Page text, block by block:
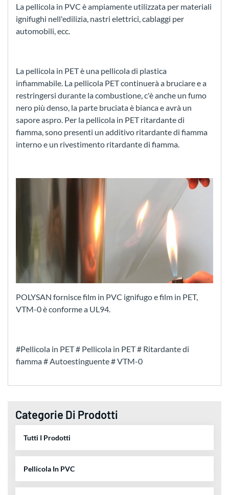
La pellicola in PVC è ampiamente utilizzata per materiali
ignifughi nell'edilizia, nastri elettrici, cablaggi per
automobili, ecc.
La pellicola in PET è una pellicola di plastica
infiammabile. La pellicola PET continuerà a bruciare e a
restringersi durante la combustione, c'è anche un fumo
nero più denso, la parte bruciata è bianca e avrà un
sapore aspro. Per la pellicola in PET ritardante di
fiamma, sono presenti un additivo ritardante di fiamma
interno e un rivestimento ritardante di fiamma.
POLYSAN fornisce film in PVC ignifugo e film in PET,
VTM-0 è conforme a UL94.
#Pellicola in PET # Pellicola in PET # Ritardante di
fiamma # Autoestinguente # VTM-0
Categorie Di Prodotti
Tutti I Prodotti
Pellicola In PVC